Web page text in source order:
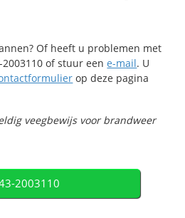
Of heeft u problemen met
2003110 of stuur eene-mail. U
op deze pagina
veegbewijs voor brandweer
2003110